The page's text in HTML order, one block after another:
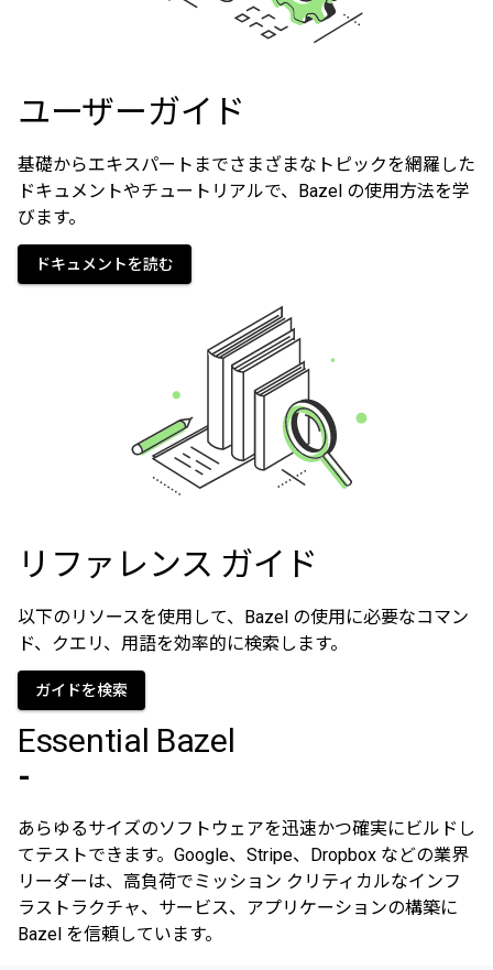
ユーザーガイド
基礎からエキスパートまでさまざまなトピックを網羅した
ドキュメントやチュートリアルで、Bazel の使用方法を学
びます。
ドキュメントを読む
リファレンス ガイド
以下のリソースを使用して、Bazel の使用に必要なコマン
ド、クエリ、用語を効率的に検索します。
ガイドを検索
Essential Bazel
-
あらゆるサイズのソフトウェアを迅速かつ確実にビルドし
てテストできます。Google、Stripe、Dropbox などの業界
リーダーは、高負荷でミッション クリティカルなインフ
ラストラクチャ、サービス、アプリケーションの構築に
Bazel を信頼しています。